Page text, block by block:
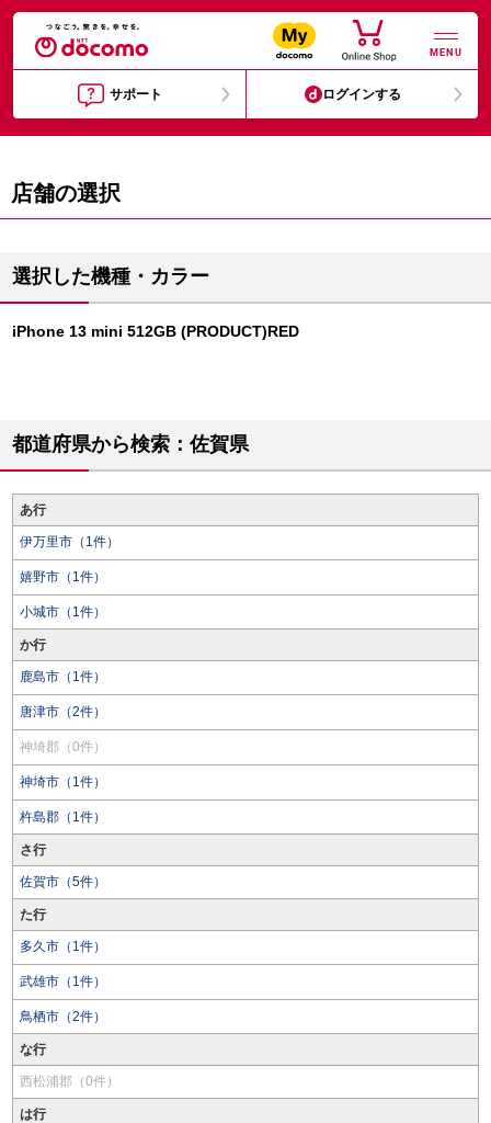
MENU
サポート ログインする
店舗の選択
選択した機種・カラー
iPhone 13 mini 512GB (PRODUCT)RED
都道府県から検索：佐賀県
あ行
伊万里市（1件）
嬉野市（1件）
小城市（1件）
か行
鹿島市（1件）
唐津市（2件）
神埼郡（0件）
神埼市（1件）
杵島郡（1件）
さ行
佐賀市（5件）
た行
多久市（1件）
武雄市（1件）
鳥栖市（2件）
な行
西松浦郡（0件）
は行